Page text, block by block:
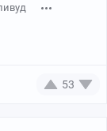
53